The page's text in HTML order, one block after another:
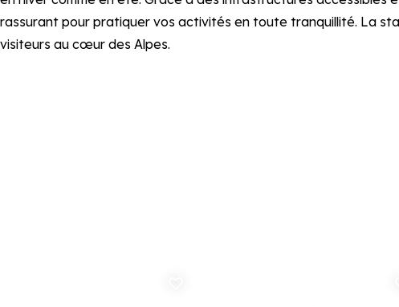
rassurant pour pratiquer vos activités en toute tranquillité. La
visiteurs au cœur des Alpes.